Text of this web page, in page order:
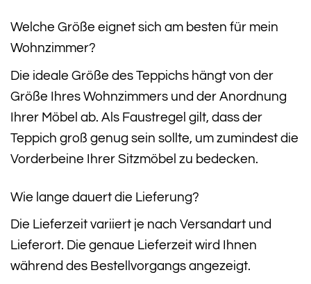
Welche Größe eignet sich am besten für mein
Wohnzimmer?
Die ideale Größe des Teppichs hängt von der
Größe Ihres Wohnzimmers und der Anordnung
Ihrer Möbel ab. Als Faustregel gilt, dass der
Teppich groß genug sein sollte, um zumindest die
Vorderbeine Ihrer Sitzmöbel zu bedecken.
Wie lange dauert die Lieferung?
Die Lieferzeit variiert je nach Versandart und
Lieferort. Die genaue Lieferzeit wird Ihnen
während des Bestellvorgangs angezeigt.